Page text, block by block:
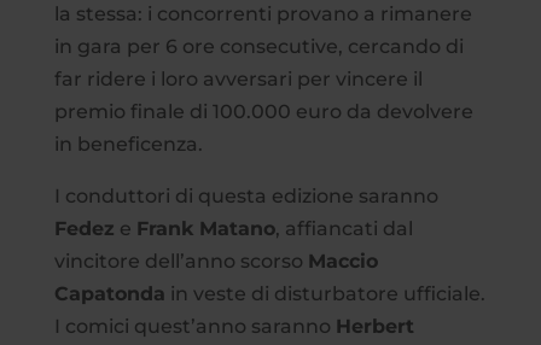
la stessa: i concorrenti provano a rimanere
in gara per 6 ore consecutive, cercando di
far ridere i loro avversari per vincere il
premio finale di 100.000 euro da devolvere
in beneficenza.
I conduttori di questa edizione saranno
Fedez e Frank Matano, affiancati dal
vincitore dell’anno scorso Maccio
Capatonda in veste di disturbatore ufficiale.
I comici quest’anno saranno Herbert